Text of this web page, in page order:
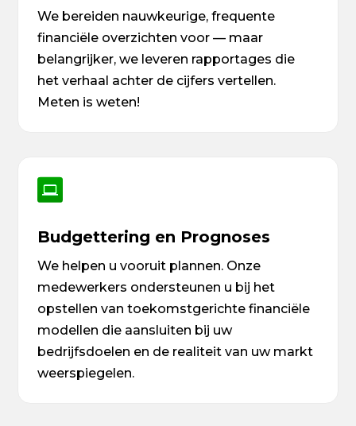
We bereiden nauwkeurige, frequente
financiële overzichten voor — maar
belangrijker, we leveren rapportages die
het verhaal achter de cijfers vertellen.
Meten is weten!
Budgettering en Prognoses
We helpen u vooruit plannen. Onze
medewerkers ondersteunen u bij het
opstellen van toekomstgerichte financiële
modellen die aansluiten bij uw
bedrijfsdoelen en de realiteit van uw markt
weerspiegelen.